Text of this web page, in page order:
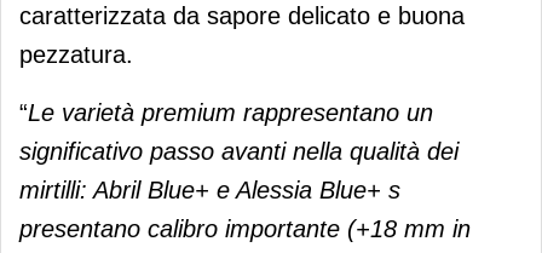
caratterizzata da sapore delicato e buona
pezzatura.
“Le varietà premium rappresentano un
significativo passo avanti nella qualità dei
mirtilli: Abril Blue+ e Alessia Blue+ s
presentano calibro importante (+18 mm in